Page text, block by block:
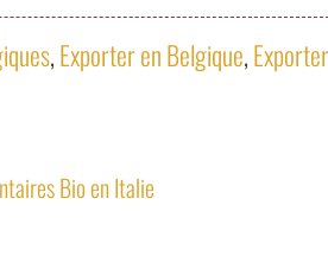
,Exporter en Belgique,
Bio en Italie